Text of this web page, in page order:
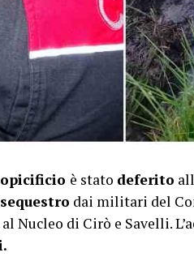
è stato deferito
dai militari del
Nucleo di Cirò e Savelli.